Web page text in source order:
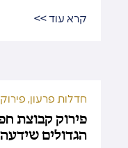
קרא עוד >>
חדלות פרעון,
פירוק קבוצת
הגדולים